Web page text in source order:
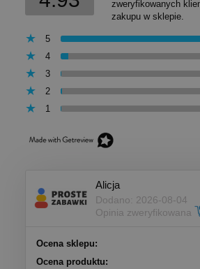
zweryfikowanych
zakupu w sklepie.
5
4
3
2
1
Alicja
Dodano: 2026-08-04
Opinia zweryfikowana
Ocena sklepu:
Ocena produktu: